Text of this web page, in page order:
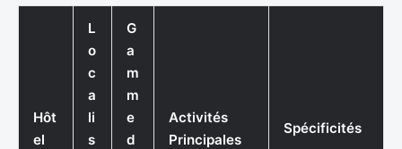
Hôt
el
L
o
c
a
li
s
G
a
m
m
e
d
Activités
Principales
Spécificités